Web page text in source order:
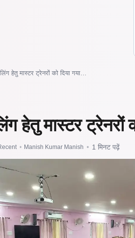
हेतु मास्टर ट्रेनरों को दिया गया…
हेतु मास्टर ट्रेनरों
• Manish Kumar Manish • 1 मिनट पढ़ें